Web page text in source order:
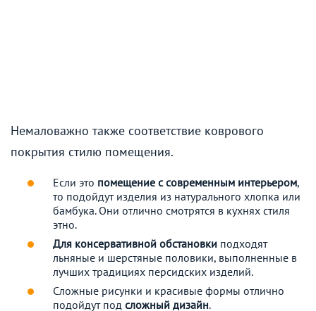
Немаловажно также соответствие коврового
покрытия стилю помещения.
Если это помещение с современным интерьером,
то подойдут изделия из натурального хлопка или
бамбука. Они отлично смотрятся в кухнях стиля
этно.
Для консервативной обстановки подходят
льняные и шерстяные половики, выполненные в
лучших традициях персидских изделий.
Сложные рисунки и красивые формы отлично
подойдут под сложный дизайн.